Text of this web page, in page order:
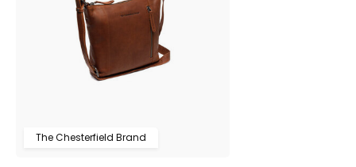
The Chesterfield Brand